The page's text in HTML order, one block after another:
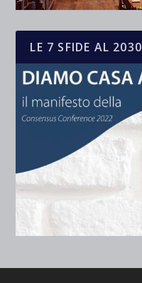
LE 7 SFIDE AL 2030